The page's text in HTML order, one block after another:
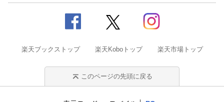
楽天ブックストップ 楽天Koboトップ 楽天市場トップ
このページの先頭に戻る